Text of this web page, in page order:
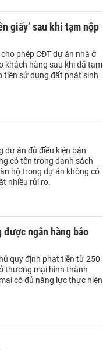
giấy’ sau khi tạm nộp
phép CĐT dự án nhà ở
khách hàng sau khi đã tạm
tiền sử dụng đất phát sinh
dự án đủ điều kiện bán
có tên trong danh sách
hộ trong dự án không có
nhiều rủi ro.
ngân hàng bảo
quy định phạt tiền từ 250
thương mại hình thành
có đủ năng lực thực hiện